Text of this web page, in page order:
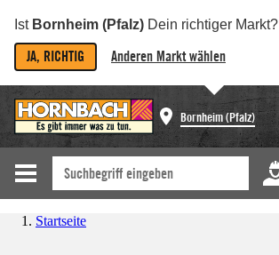
Ist Bornheim (Pfalz) Dein richtiger Markt?
JA, RICHTIG Anderen Markt wählen
Bornheim (Pfalz)
Startseite